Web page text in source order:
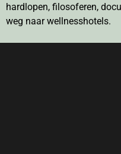
hardlopen, filosoferen,
weg naar wellnesshotels.